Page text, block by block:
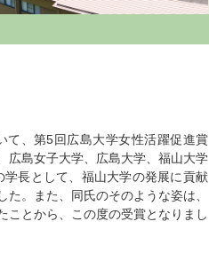
て、第5回広島大学女性活躍促進賞
広島女子大学、広島大学、福山大学
長として、福山大学の発展に貢献
。また、同氏のそのような姿は、
ことから、この度の受賞となりまし